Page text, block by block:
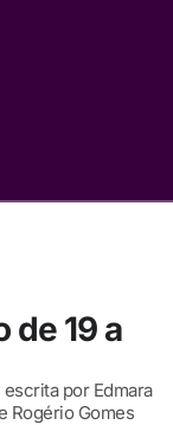
de 19 a
por Edmara
Rogério Gomes